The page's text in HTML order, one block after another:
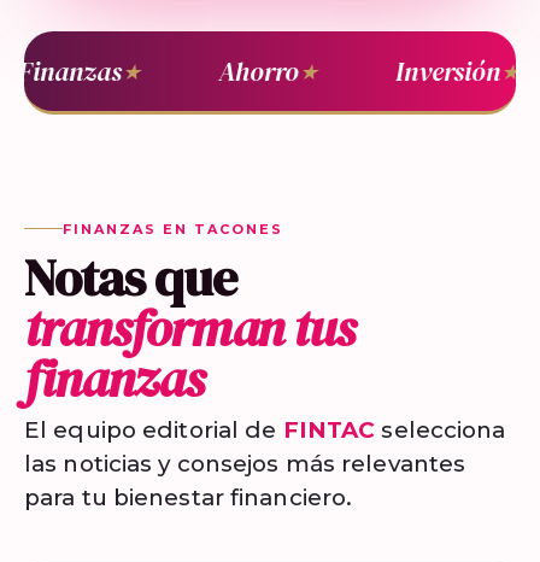
Finanzas★ Ahorro★ Inversión★
FINANZAS EN TACONES
Notas que
transforman tus
finanzas
El equipo editorial de FINTAC selecciona
las noticias y consejos más relevantes
para tu bienestar financiero.